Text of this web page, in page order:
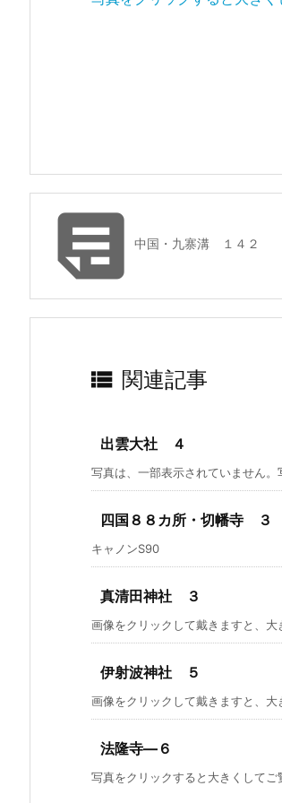
中国・九寨溝 １４２
 関連記事
出雲大社 ４
写真は、一部表示されていません。
四国８８カ所・切幡寺 ３
キャノンS90
真清田神社 ３
画像をクリックして戴きますと、大
伊射波神社 ５
画像をクリックして戴きますと、
法隆寺―６
写真をクリックすると大きくし